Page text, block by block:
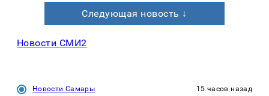
Следующая новость ↓
Новости СМИ2
Новости Самары 15 часов назад